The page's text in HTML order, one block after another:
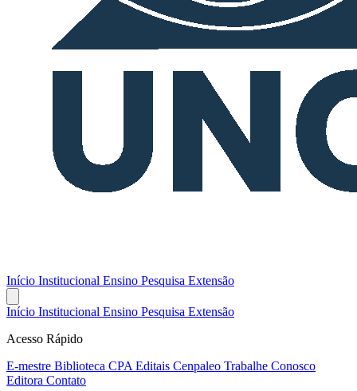
Início Institucional Ensino Pesquisa Extensão
Início Institucional Ensino Pesquisa Extensão
Acesso Rápido
E-mestre Biblioteca CPA Editais Cenpaleo Trabalhe Conosco
Editora Contato